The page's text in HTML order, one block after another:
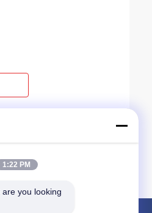
1:22 PM
you looking